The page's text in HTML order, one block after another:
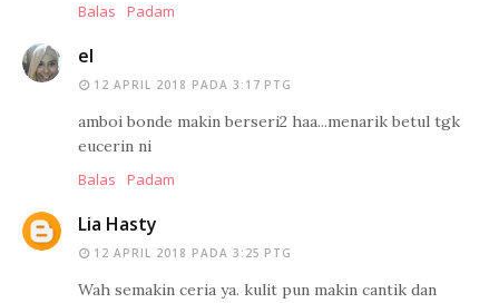
Balas
Padam
el
12 APRIL 2018 PADA 3:17 PTG
amboi bonde makin berseri2 haa...menarik betul tgk
eucerin ni
Balas
Padam
Lia Hasty
12 APRIL 2018 PADA 3:25 PTG
Wah semakin ceria ya. kulit pun makin cantik dan